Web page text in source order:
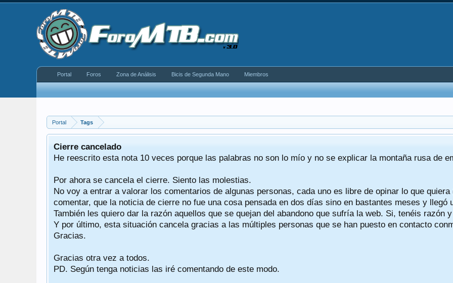
Portal Tags
Cierre cancelado
He reescrito esta nota 10 veces porque las palabras no son lo mío y no se explicar la montaña rusa de
Por ahora se cancela el cierre. Siento las molestias.
No voy a entrar a valorar los comentarios de algunas personas, cada uno es libre de opinar lo que
comentar, que la noticia de cierre no fue una cosa pensada en dos días sino en bastantes meses y llegó
También les quiero dar la razón aquellos que se quejan del abandono que sufría la web. Si, tenéis razón
Y por último, esta situación cancela gracias a las múltiples personas que se han puesto en contacto
Gracias.
Gracias otra vez a todos.
PD. Según tenga noticias las iré comentando de este modo.
Portal Foros Zona de Análisis Bicis de Segunda Mano Miembros